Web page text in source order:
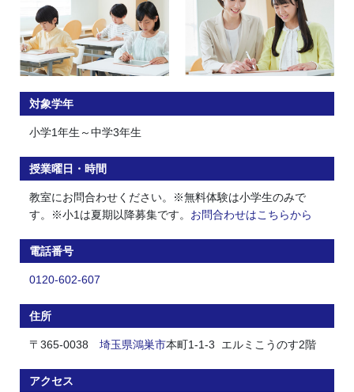
対象学年
小学1年生～中学3年生
授業曜日・時間
教室にお問合わせください。※無料体験は小学生のみで
す。※小1は夏期以降募集です。 お問合わせはこちらから
電話番号
0120-602-607
住所
〒365-0038 埼玉県鴻巣市本町1-1-3 エルミこうのす2階
アクセス